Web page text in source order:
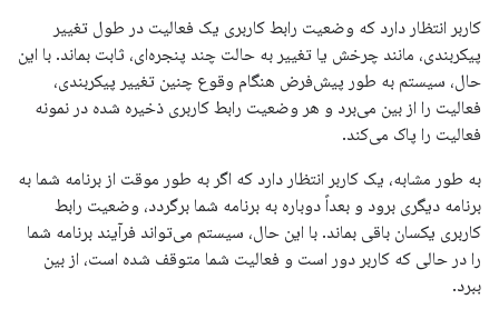
کاربر انتظار دارد که وضعیت رابط کاربری یک فعالیت در طول تغییر
پیکربندی، مانند چرخش یا تغییر به حالت چند پنجره‌ای، ثابت بماند. با این
حال، سیستم به طور پیش‌فرض هنگام وقوع چنین تغییر پیکربندی،
فعالیت را از بین می‌برد و هر وضعیت رابط کاربری ذخیره شده در نمونه
فعالیت را پاک می‌کند.
به طور مشابه، یک کاربر انتظار دارد که اگر به طور موقت از برنامه شما به
برنامه دیگری برود و بعداً دوباره به برنامه شما برگردد، وضعیت رابط
کاربری یکسان باقی بماند. با این حال، سیستم می‌تواند فرآیند برنامه شما
را در حالی که کاربر دور است و فعالیت شما متوقف شده است، از بین
ببرد.